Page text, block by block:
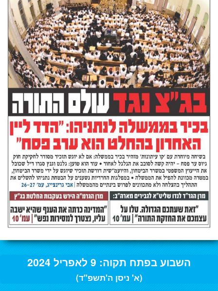
השבוע בפתח תקוה: 9 לאפריל 2024
(א' ניסן ה'תשפ"ד)